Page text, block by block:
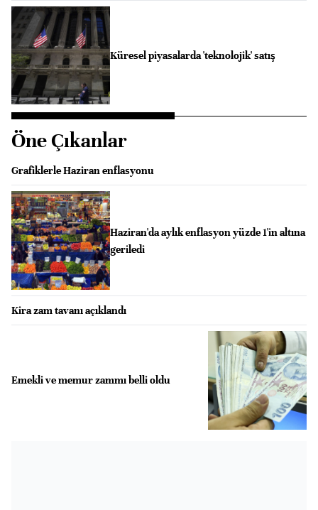
Küresel piyasalarda 'teknolojik' satış
Öne Çıkanlar
Grafiklerle Haziran enflasyonu
Haziran'da aylık enflasyon yüzde 1'in altına
geriledi
Kira zam tavanı açıklandı
Emekli ve memur zammı belli oldu